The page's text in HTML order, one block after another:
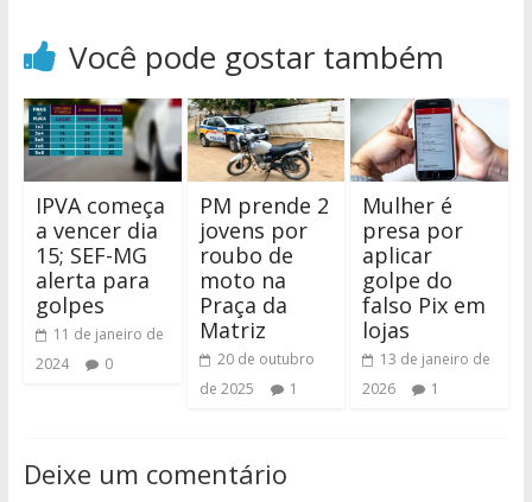
Você pode gostar também
IPVA começa
a vencer dia
15; SEF-MG
alerta para
golpes
11 de janeiro de
2024
0
PM prende 2
jovens por
roubo de
moto na
Praça da
Matriz
20 de outubro
de 2025
1
Mulher é
presa por
aplicar
golpe do
falso Pix em
lojas
13 de janeiro de
2026
1
Deixe um comentário